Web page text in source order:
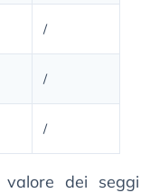
/
/
/
dei seggi